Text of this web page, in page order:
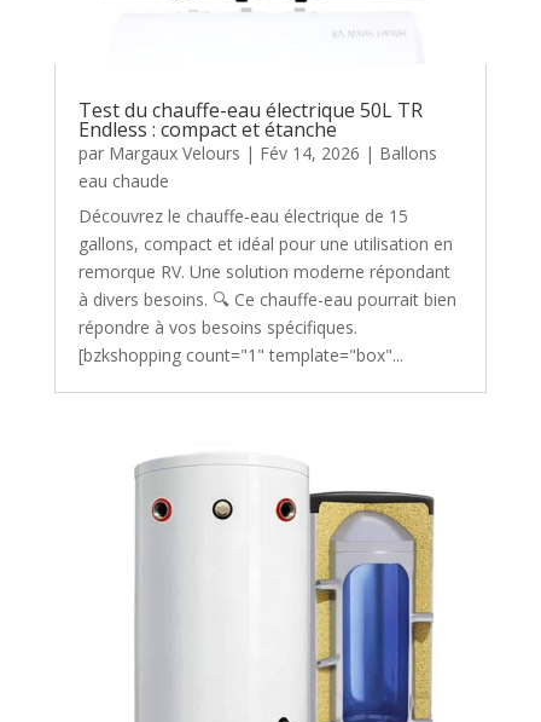
Test du chauffe-eau électrique 50L TR
Endless : compact et étanche
par Margaux Velours | Fév 14, 2026 | Ballons
eau chaude
Découvrez le chauffe-eau électrique de 15
gallons, compact et idéal pour une utilisation en
remorque RV. Une solution moderne répondant
à divers besoins. 🔍 Ce chauffe-eau pourrait bien
répondre à vos besoins spécifiques.
[bzkshopping count="1" template="box"...